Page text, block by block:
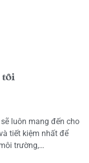
tôi
luôn mang đến cho
tiết kiệm nhất để
trường,…